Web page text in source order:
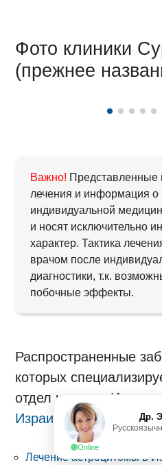
Фото клиники
(прежнее
Важно! Представленные
лечения и информация о
индивидуальной
и носят исключительно
характер. Тактика
врачом после
диагностики, т.к.
побочные эффекты.
Распространенные
которых
отдел клиники Ихилов
Израиле ):
Лечение астроцитомы в
Online